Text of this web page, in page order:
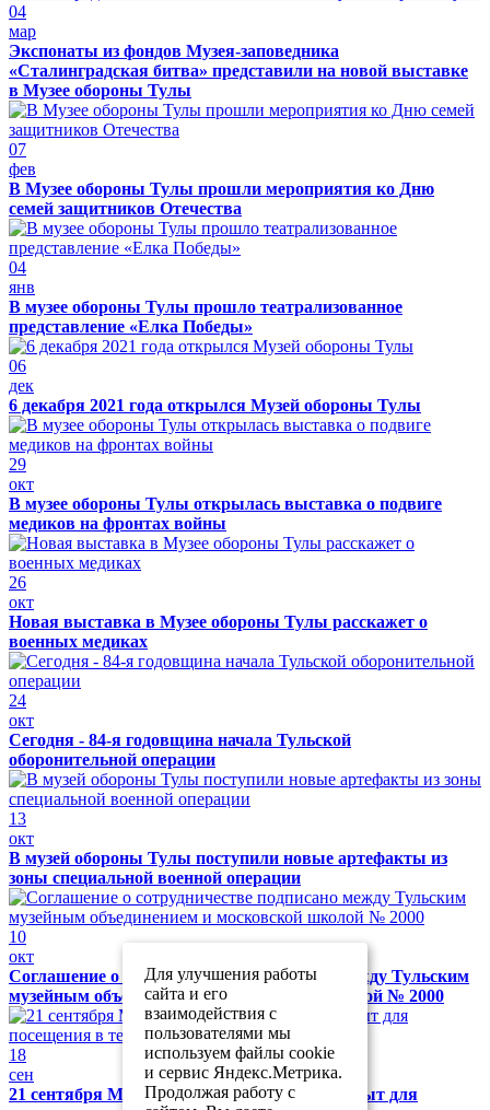
04
мар
Экспонаты из фондов Музея-заповедника
«Сталинградская битва» представили на новой выставке
в Музее обороны Тулы
07
фев
В Музее обороны Тулы прошли мероприятия ко Дню
семей защитников Отечества
04
янв
В музее обороны Тулы прошло театрализованное
представление «Елка Победы»
06
дек
6 декабря 2021 года открылся Музей обороны Тулы
29
окт
В музее обороны Тулы открылась выставка о подвиге
медиков на фронтах войны
26
окт
Новая выставка в Музее обороны Тулы расскажет о
военных медиках
24
окт
Сегодня - 84-я годовщина начала Тульской
оборонительной операции
13
окт
В музей обороны Тулы поступили новые артефакты из
зоны специальной военной операции
10
окт
Соглашение о сотрудничестве подписано между Тульским
музейным объединением и московской школой № 2000
18
сен
21 сентября Музей обороны Тулы будет закрыт для
Для улучшения работы
сайта и его
взаимодействия с
пользователями мы
используем файлы cookie
и сервис Яндекс.Метрика.
Продолжая работу с